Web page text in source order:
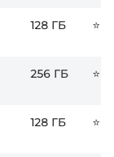
128 ГБ
256 ГБ
128 ГБ